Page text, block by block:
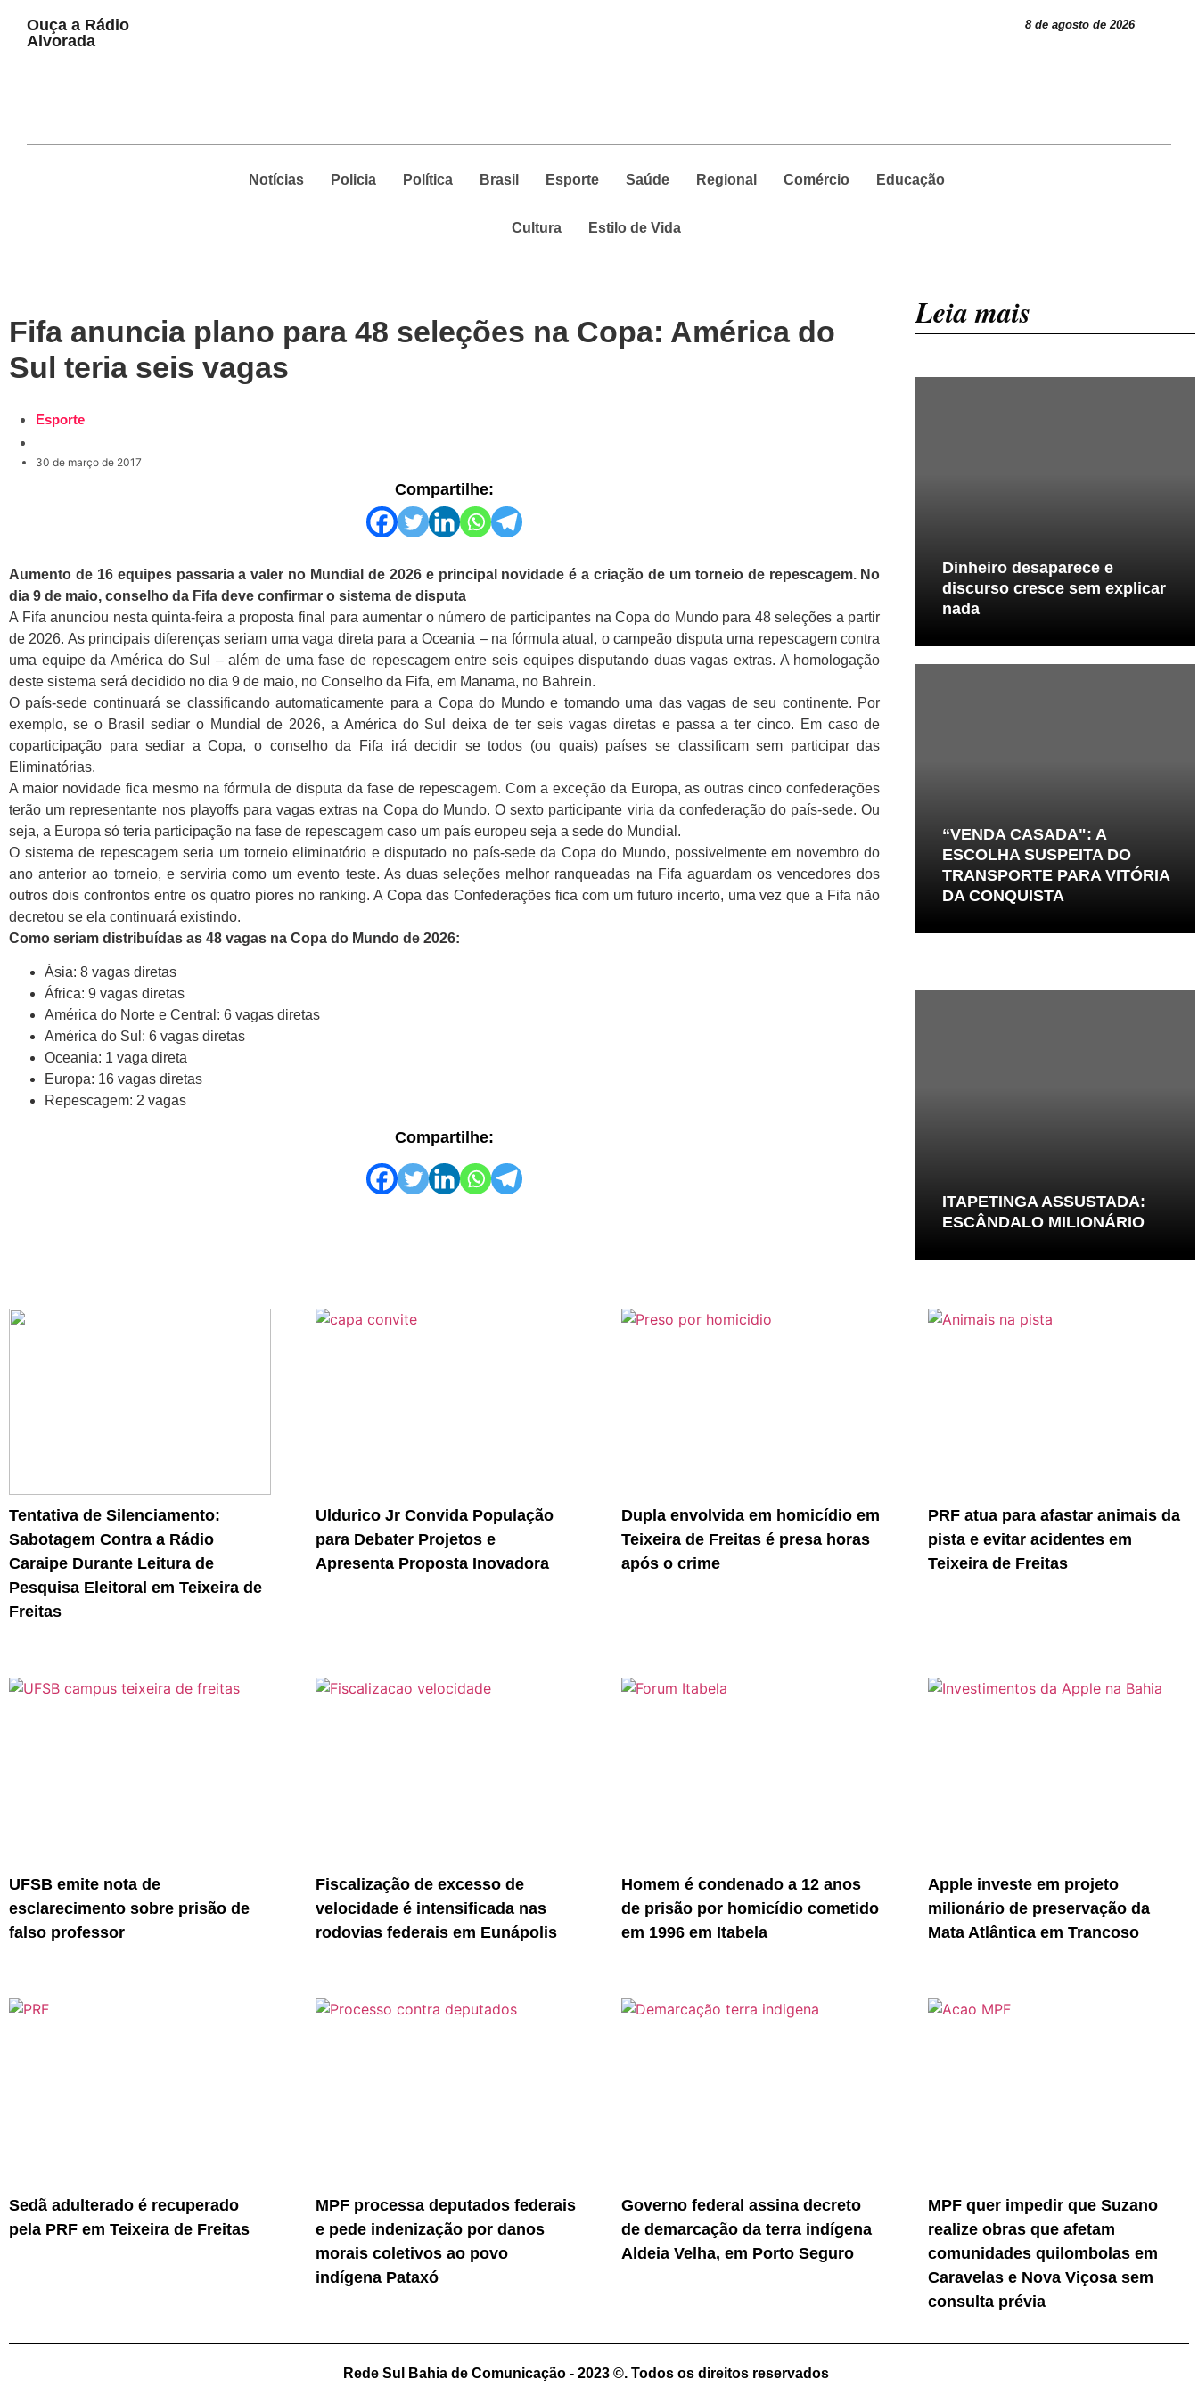
Ouça a Rádio
Alvorada
8 de agosto de 2026
Notícias Policia Política Brasil Esporte Saúde Regional Comércio Educação
Cultura Estilo de Vida
Fifa anuncia plano para 48 seleções na Copa: América do
Sul teria seis vagas
Esporte
30 de março de 2017
Compartilhe:
Aumento de 16 equipes passaria a valer no Mundial de 2026 e principal novidade é a criação de um torneio de repescagem. No
dia 9 de maio, conselho da Fifa deve confirmar o sistema de disputa
A Fifa anunciou nesta quinta-feira a proposta final para aumentar o número de participantes na Copa do Mundo para 48 seleções a partir
de 2026. As principais diferenças seriam uma vaga direta para a Oceania – na fórmula atual, o campeão disputa uma repescagem contra
uma equipe da América do Sul – além de uma fase de repescagem entre seis equipes disputando duas vagas extras. A homologação
deste sistema será decidido no dia 9 de maio, no Conselho da Fifa, em Manama, no Bahrein.
O país-sede continuará se classificando automaticamente para a Copa do Mundo e tomando uma das vagas de seu continente. Por
exemplo, se o Brasil sediar o Mundial de 2026, a América do Sul deixa de ter seis vagas diretas e passa a ter cinco. Em caso de
coparticipação para sediar a Copa, o conselho da Fifa irá decidir se todos (ou quais) países se classificam sem participar das
Eliminatórias.
A maior novidade fica mesmo na fórmula de disputa da fase de repescagem. Com a exceção da Europa, as outras cinco confederações
terão um representante nos playoffs para vagas extras na Copa do Mundo. O sexto participante viria da confederação do país-sede. Ou
seja, a Europa só teria participação na fase de repescagem caso um país europeu seja a sede do Mundial.
O sistema de repescagem seria um torneio eliminatório e disputado no país-sede da Copa do Mundo, possivelmente em novembro do
ano anterior ao torneio, e serviria como um evento teste. As duas seleções melhor ranqueadas na Fifa aguardam os vencedores dos
outros dois confrontos entre os quatro piores no ranking. A Copa das Confederações fica com um futuro incerto, uma vez que a Fifa não
decretou se ela continuará existindo.
Como seriam distribuídas as 48 vagas na Copa do Mundo de 2026:
Ásia: 8 vagas diretas
África: 9 vagas diretas
América do Norte e Central: 6 vagas diretas
América do Sul: 6 vagas diretas
Oceania: 1 vaga direta
Europa: 16 vagas diretas
Repescagem: 2 vagas
Compartilhe:
Leia mais
Dinheiro desaparece e
discurso cresce sem explicar
nada
“VENDA CASADA": A
ESCOLHA SUSPEITA DO
TRANSPORTE PARA VITÓRIA
DA CONQUISTA
ITAPETINGA ASSUSTADA:
ESCÂNDALO MILIONÁRIO
Tentativa de Silenciamento:
Sabotagem Contra a Rádio
Caraipe Durante Leitura de
Pesquisa Eleitoral em Teixeira de
Freitas
Uldurico Jr Convida População
para Debater Projetos e
Apresenta Proposta Inovadora
Dupla envolvida em homicídio em
Teixeira de Freitas é presa horas
após o crime
PRF atua para afastar animais da
pista e evitar acidentes em
Teixeira de Freitas
UFSB emite nota de
esclarecimento sobre prisão de
falso professor
Fiscalização de excesso de
velocidade é intensificada nas
rodovias federais em Eunápolis
Homem é condenado a 12 anos
de prisão por homicídio cometido
em 1996 em Itabela
Apple investe em projeto
milionário de preservação da
Mata Atlântica em Trancoso
Sedã adulterado é recuperado
pela PRF em Teixeira de Freitas
MPF processa deputados federais
e pede indenização por danos
morais coletivos ao povo
indígena Pataxó
Governo federal assina decreto
de demarcação da terra indígena
Aldeia Velha, em Porto Seguro
MPF quer impedir que Suzano
realize obras que afetam
comunidades quilombolas em
Caravelas e Nova Viçosa sem
consulta prévia
Rede Sul Bahia de Comunicação - 2023 ©. Todos os direitos reservados